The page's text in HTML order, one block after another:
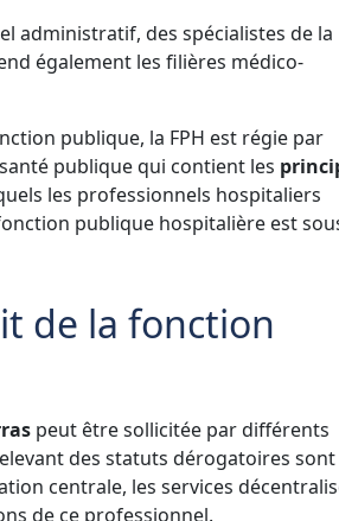
administratif, des spécialistes de la
également les filières médico-
publique, la FPH est régie par
publique qui contient les
les professionnels hospitaliers
publique hospitalière est
de la fonction
peut être sollicitée par différents
des statuts dérogatoires sont
centrale, les services
de ce professionnel.